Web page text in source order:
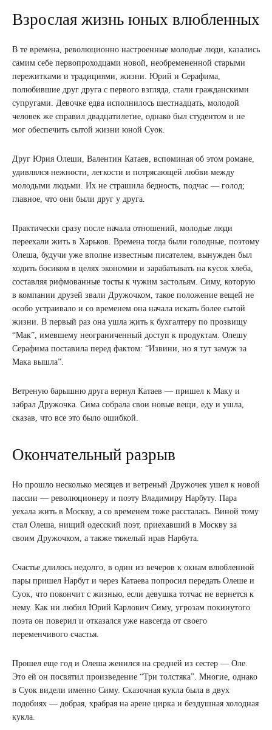
Взрослая жизнь юных влюбленных
В те времена, революционно настроенные молодые люди, казались
самим себе первопроходцами новой, необремененной старыми
пережитками и традициями, жизни. Юрий и Серафима,
полюбившие друг друга с первого взгляда, стали гражданскими
супругами. Девочке едва исполнилось шестнадцать, молодой
человек же справил двадцатилетие, однако был студентом и не
мог обеспечить сытой жизни юной Суок.
Друг Юрия Олеши, Валентин Катаев, вспоминая об этом романе,
удивлялся нежности, легкости и потрясающей любви между
молодыми людьми. Их не страшила бедность, подчас — голод;
главное, что они были друг у друга.
Практически сразу после начала отношений, молодые люди
переехали жить в Харьков. Времена тогда были голодные, поэтому
Олеша, будучи уже вполне известным писателем, вынужден был
ходить босиком в целях экономии и зарабатывать на кусок хлеба,
составляя рифмованные тосты к чужим застольям. Симу, которую
в компании друзей звали Дружочком, такое положение вещей не
особо устраивало и со временем она начала искать более сытой
жизни. В первый раз она ушла жить к бухгалтеру по прозвищу
“Мак”, имевшему неограниченный доступ к продуктам. Олешу
Серафима поставила перед фактом: “Извини, но я тут замуж за
Мака вышла”.
Ветреную барышню друга вернул Катаев — пришел к Маку и
забрал Дружочка. Сима собрала свои новые вещи, еду и ушла,
сказав, что все это было ошибкой.
Окончательный разрыв
Но прошло несколько месяцев и ветреный Дружочек ушел к новой
пассии — революционеру и поэту Владимиру Нарбуту. Пара
уехала жить в Москву, а со временем тоже рассталась. Виной тому
стал Олеша, нищий одесский поэт, приехавший в Москву за
своим Дружочком, а также тяжелый нрав Нарбута.
Счастье длилось недолго, в один из вечеров к окнам влюбленной
пары пришел Нарбут и через Катаева попросил передать Олеше и
Суок, что покончит с жизнью, если девушка тотчас не вернется к
нему. Как ни любил Юрий Карлович Симу, угрозам покинутого
поэта он поверил и отказался уже навсегда от своего
переменчивого счастья.
Прошел еще год и Олеша женился на средней из сестер — Оле.
Это ей он посвятил произведение “Три толстяка”. Многие, однако
в Суок видели именно Симу. Сказочная кукла была в двух
подобиях — добрая, храбрая на арене цирка и бездушная холодная
кукла.